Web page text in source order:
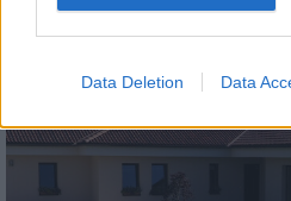
Data Deletion Data